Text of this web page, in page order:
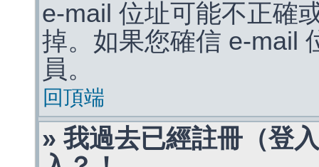
e-mail 位址可能不正確
掉。如果您確信 e-mail
員。
回頂端
» 我過去已經註冊（登